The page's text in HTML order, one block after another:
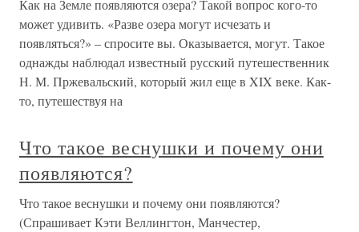
Как на Земле появляются озера? Такой вопрос кого-то
может удивить. «Разве озера могут исчезать и
появляться?» – спросите вы. Оказывается, могут. Такое
однажды наблюдал известный русский путешественник
Н. М. Пржевальский, который жил еще в XIX веке. Как-
то, путешествуя на
Что такое веснушки и почему они
появляются?
Что такое веснушки и почему они появляются?
(Спрашивает Кэти Веллингтон, Манчестер,